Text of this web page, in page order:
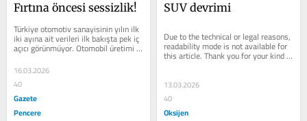
Fırtına öncesi sessizlik!
Türkiye otomotiv sanayisinin yılın ilk
iki ayına ait verileri ilk bakışta pek iç
açıcı görünmüyor. Otomobil üretimi
düşüyor, ihracat...
16.03.2026
40
Gazete
Pencere
SUV devrimi
Due to the technical or legal reasons,
readability mode is not available for
this article. Thank you for your kind
13.03.2026
40
Oksijen